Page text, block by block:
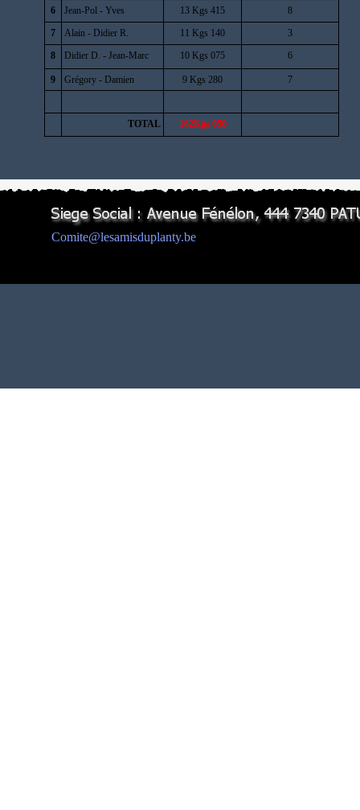
6
Jean-Pol - Yves 13 Kgs 415
8
7
Alain - Didier R. 11 Kgs 140
3
8
Didier D. - Jean-Marc 10 Kgs 075 6
9 Grégory - Damien 9 Kgs 280 7
TOTAL 162Kgs 050
Comite@lesamisduplanty.be